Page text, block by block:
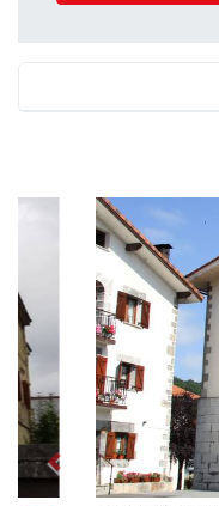
Previous